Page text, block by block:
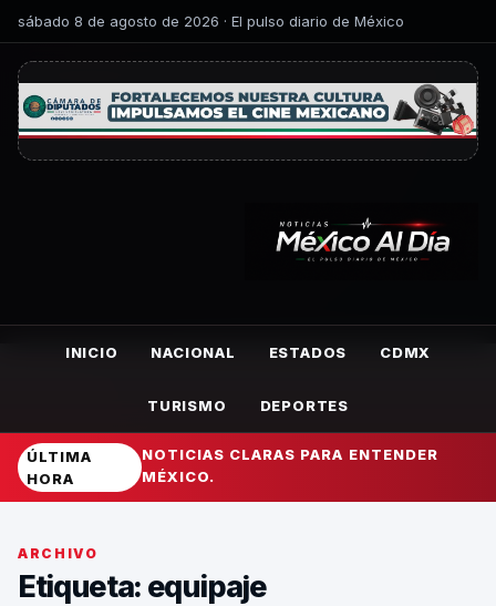
sábado 8 de agosto de 2026 · El pulso diario de México
INICIO NACIONAL ESTADOS CDMX
TURISMO DEPORTES
ÚLTIMA
HORA
NOTICIAS CLARAS PARA ENTENDER
MÉXICO.
ARCHIVO
Etiqueta: equipaje